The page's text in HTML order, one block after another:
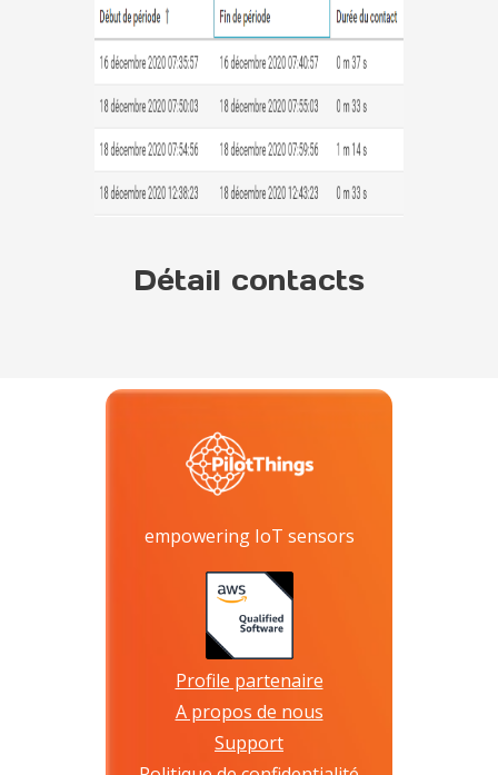
Détail contacts
empowering IoT sensors
Profile partenaire
A propos de nous
Support